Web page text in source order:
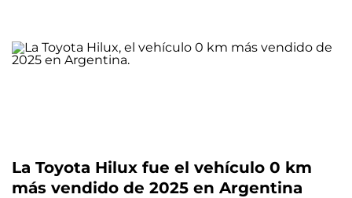
La Toyota Hilux fue el vehículo 0 km
más vendido de 2025 en Argentina